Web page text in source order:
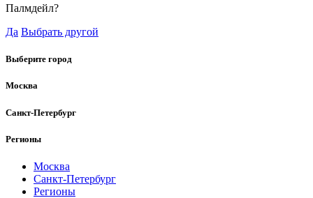
Палмдейл?
Да Выбрать другой
Выберите город
Москва
Санкт-Петербург
Регионы
Москва
Санкт-Петербург
Регионы